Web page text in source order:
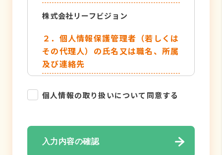
株式会社リーフビジョン
２．個人情報保護管理者（若しくは
その代理人）の氏名又は職名、所属
及び連絡先
TEL：052-884-2050
・各種お問い合わせ対応のため
個人情報の取り扱いについて同意する
入力内容の確認